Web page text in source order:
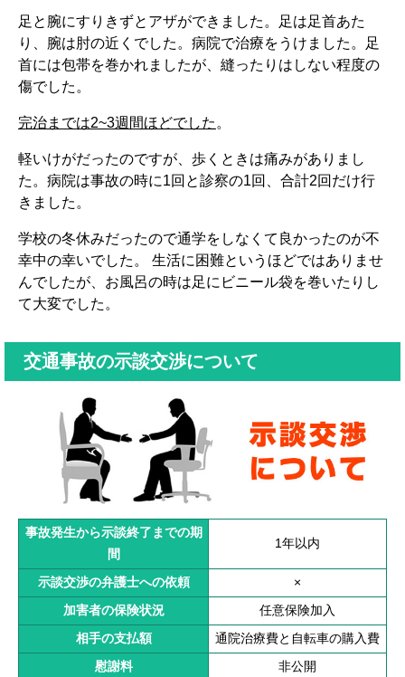
足と腕にすりきずとアザができました。足は足首あた
り、腕は肘の近くでした。病院で治療をうけました。足
首には包帯を巻かれましたが、縫ったりはしない程度の
傷でした。
完治までは2~3週間ほどでした 。
軽いけがだったのですが、歩くときは痛みがありまし
た。病院は事故の時に1回と診察の1回、合計2回だけ行
きました。
学校の冬休みだったので通学をしなくて良かったのが不
幸中の幸いでした。 生活に困難というほどではありませ
んでしたが、お風呂の時は足にビニール袋を巻いたりし
て大変でした。
交通事故の示談交渉について
事故発生から示談終了までの期
間
1年以内
示談交渉の弁護士への依頼 ×
加害者の保険状況 任意保険加入
相手の支払額 通院治療費と自転車の購入費
慰謝料 非公開